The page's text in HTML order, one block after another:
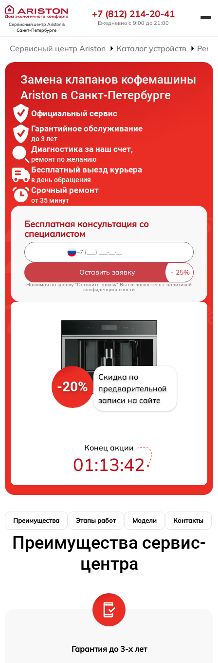
Сервисный центр Aristonв
Санкт-Петербурге
+7 (812) 214-20-41
Ежедневно с 9:00 до 21:00
Сервисный центр Ariston Каталог устройств
Замена клапанов кофемашины
Ariston в Санкт-Петербурге
Официальный сервис
Гарантийное обслуживание
до 3 лет
Диагностика за наш счет,
ремонт по желанию
Бесплатный выезд курьера
в день обращения
Срочный ремонт
от 35 минут
Бесплатная консультация со
специалистом
Оставить заявку
Нажимая на кнопку "Оставить заявку" Вы соглашаетесь cполитикой
конфиденциальности
-20%
Скидка по
предварительной
записи на сайте
Конец акции
01:13:41
Преимущества Этапы работ Модели Контакты
Преимущества сервис-
центра
Гарантия до 3-х лет